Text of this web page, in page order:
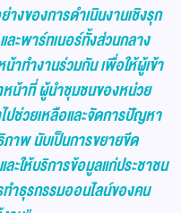
างของการดำเนินงานเชิงรุก
และพาร์ทเนอร์ทั้งส่วนกลาง
าทำงานร่วมกัน เพื่อให้ผู้เข้า
หน้าที่ ผู้นำชุมชนของหน่วย
ปช่วยเหลือและจัดการปัญหา
าพ นับเป็นการขยายขีด
ะให้บริการข้อมูลแก่ประชาชน
ำธุรกรรมออนไลน์ของคน